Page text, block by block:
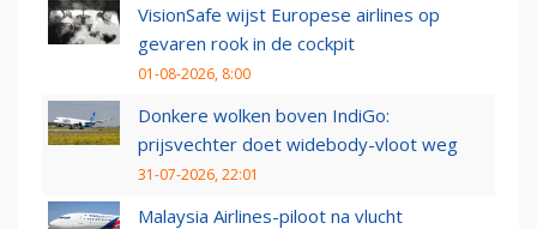
VisionSafe wijst Europese airlines op
gevaren rook in de cockpit
01-08-2026, 8:00
Donkere wolken boven IndiGo:
prijsvechter doet widebody-vloot weg
31-07-2026, 22:01
Malaysia Airlines-piloot na vlucht